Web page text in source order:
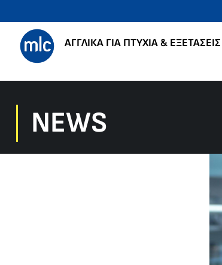
ΑΓΓΛΙΚΑ ΓΙΑ ΠΤΥΧΙΑ & ΕΞΕΤΑΣΕΙΣ
NEWS